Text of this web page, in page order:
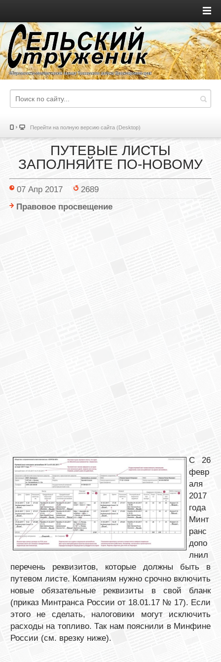
Перейти на полную версию сайта (Desktop)
ПУТЕВЫЕ ЛИСТЫ
ЗАПОЛНЯЙТЕ ПО-НОВОМУ
07 Апр 2017
2689
Правовое просвещение
С 26
февр
аля
2017
года
Минт
ранс
допо
лнил
перечень реквизитов, которые должны быть в
путевом листе. Компаниям нужно срочно включить
новые обязательные реквизиты в свой бланк
(приказ Минтранса России от 18.01.17 № 17). Если
этого не сделать, налоговики могут исключить
расходы на топливо. Так нам пояснили в Минфине
России (см. врезку ниже).